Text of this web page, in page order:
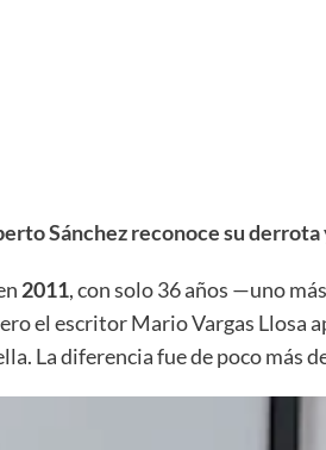
Sánchez reconoce su
2011, con solo 36 años —uno
el escritor Mario Vargas
La diferencia fue de poco más